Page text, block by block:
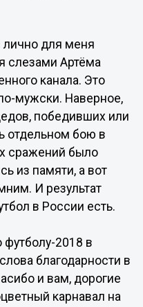
для меня
слезами Артёма
канала. Это
мужски. Наверное,
победивших или
отдельном бою в
сражений было
из памяти, а вот
И результат
в России есть.
2018 в
благодарности в
и вам, дорогие
карнавал на